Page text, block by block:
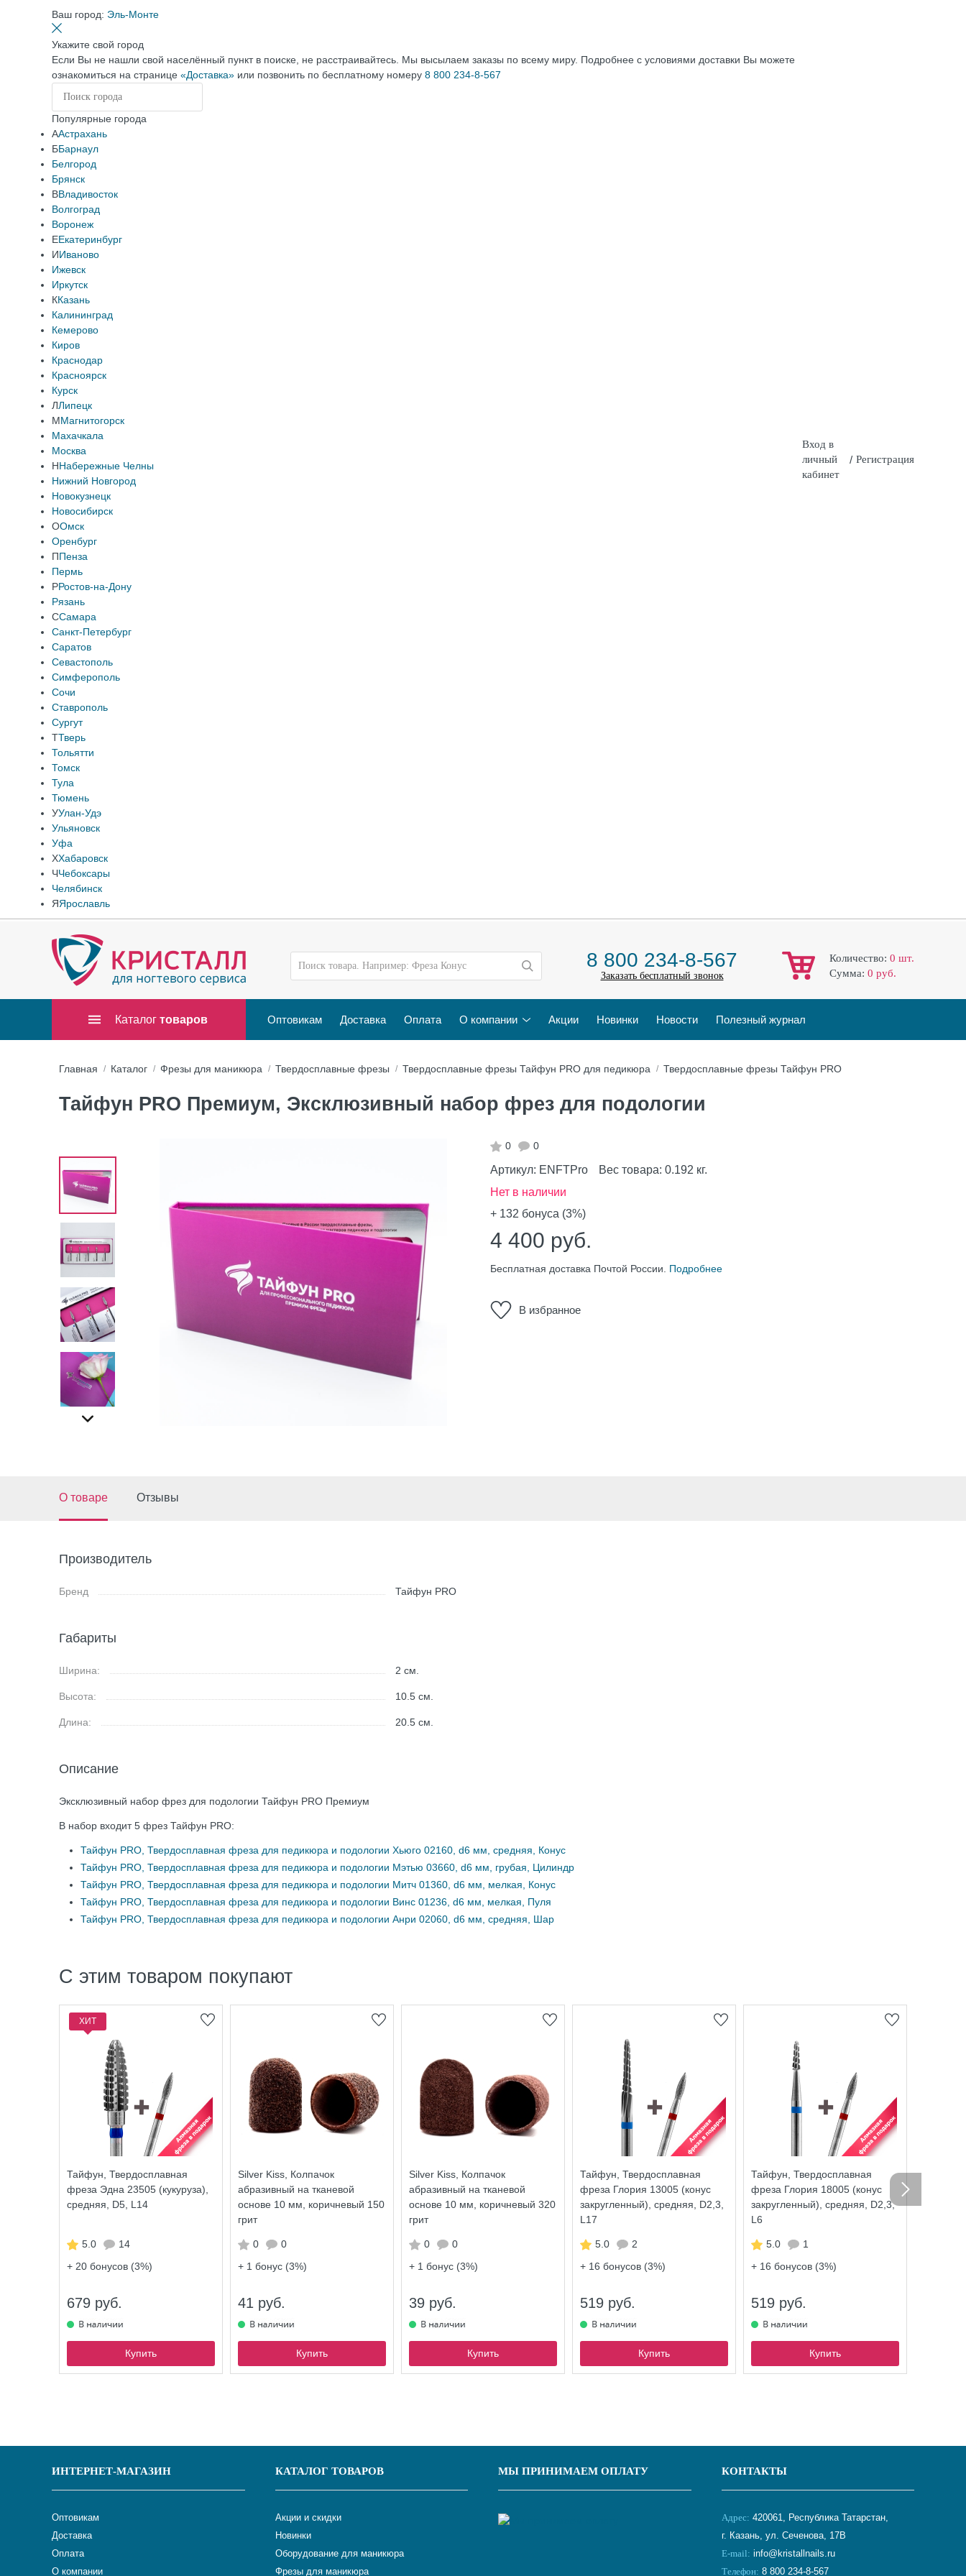
Ваш город: Эль-Монте
Укажите свой город
Если Вы не нашли свой населённый пункт в поиске, не расстраивайтесь. Мы высылаем заказы по всему миру. Подробнее с условиями доставки Вы можете
ознакомиться на странице «Доставка» или позвонить по бесплатному номеру 8 800 234-8-567
Популярные города
ААстрахань
ББарнаул
Белгород
Брянск
ВВладивосток
Волгоград
Воронеж
ЕЕкатеринбург
ИИваново
Ижевск
Иркутск
ККазань
Калининград
Кемерово
Киров
Краснодар
Красноярск
Курск
ЛЛипецк
ММагнитогорск
Махачкала
Москва
ННабережные Челны
Нижний Новгород
Новокузнецк
Новосибирск
ООмск
Оренбург
ППенза
Пермь
РРостов-на-Дону
Рязань
ССамара
Санкт-Петербург
Саратов
Севастополь
Симферополь
Сочи
Ставрополь
Сургут
ТТверь
Тольятти
Томск
Тула
Тюмень
УУлан-Удэ
Ульяновск
Уфа
ХХабаровск
ЧЧебоксары
Челябинск
ЯЯрославль
Вход в
личный
кабинет
/ Регистрация
8 800 234-8-567
Заказать бесплатный звонок
Количество: 0 шт.
Cумма: 0 руб.
Каталог товаров Оптовикам Доставка Оплата О компании Акции Новинки Новости Полезный журнал
Главная Каталог Фрезы для маникюра Твердосплавные фрезы Твердосплавные фрезы Тайфун PRO для педикюра Твердосплавные фрезы Тайфун PRO
Тайфун PRO Премиум, Эксклюзивный набор фрез для подологии
0 0
Артикул: ENFTPro Вес товара: 0.192 кг.
Нет в наличии
+ 132 бонуса (3%)
4 400 руб.
Бесплатная доставка Почтой России. Подробнее
В избранное
О товаре Отзывы
Производитель
Бренд Тайфун PRO
Габариты
Ширина: 2 см.
Высота: 10.5 см.
Длина: 20.5 см.
Описание
Эксклюзивный набор фрез для подологии Тайфун PRO Премиум
В набор входит 5 фрез Тайфун PRO:
Тайфун PRO, Твердосплавная фреза для педикюра и подологии Хьюго 02160, d6 мм, средняя, Конус
Тайфун PRO, Твердосплавная фреза для педикюра и подологии Мэтью 03660, d6 мм, грубая, Цилиндр
Тайфун PRO, Твердосплавная фреза для педикюра и подологии Митч 01360, d6 мм, мелкая, Конус
Тайфун PRO, Твердосплавная фреза для педикюра и подологии Винс 01236, d6 мм, мелкая, Пуля
Тайфун PRO, Твердосплавная фреза для педикюра и подологии Анри 02060, d6 мм, средняя, Шар
С этим товаром покупают
ХИТ
Тайфун, Твердосплавная
фреза Эдна 23505 (кукуруза),
средняя, D5, L14
5.0
14
+ 20 бонусов (3%)
679 руб.
Купить
Silver Kiss, Колпачок
абразивный на тканевой
основе 10 мм, коричневый 150
грит
0
0
+ 1 бонус (3%)
41 руб.
Купить
Silver Kiss, Колпачок
абразивный на тканевой
основе 10 мм, коричневый 320
грит
0
0
+ 1 бонус (3%)
39 руб.
Купить
Тайфун, Твердосплавная
фреза Глория 13005 (конус
закругленный), средняя, D2,3,
L17
5.0
2
+ 16 бонусов (3%)
519 руб.
Купить
Тайфун, Твердосплавная
фреза Глория 18005 (конус
закругленный), средняя, D2,3,
L6
5.0
1
+ 16 бонусов (3%)
519 руб.
Купить
ИНТЕРНЕТ-МАГАЗИН
Оптовикам
Доставка
Оплата
О компании
КАТАЛОГ ТОВАРОВ
Акции и скидки
Новинки
Оборудование для маникюра
Фрезы для маникюра
МЫ ПРИНИМАЕМ ОПЛАТУ КОНТАКТЫ
Адрес: 420061, Республика Татарстан,
г. Казань, ул. Сеченова, 17В
E-mail: info@kristallnails.ru
Телефон: 8 800 234-8-567